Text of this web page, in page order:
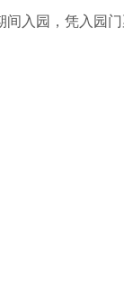
园，凭入园门